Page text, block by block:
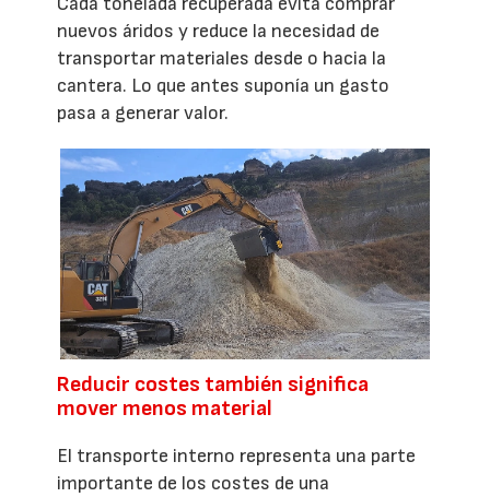
nuevos áridos y reduce la necesidad de
transportar materiales desde o hacia la
cantera. Lo que antes suponía un gasto
pasa a generar valor.
Reducir costes también significa
mover menos material
El transporte interno representa una parte
importante de los costes de una